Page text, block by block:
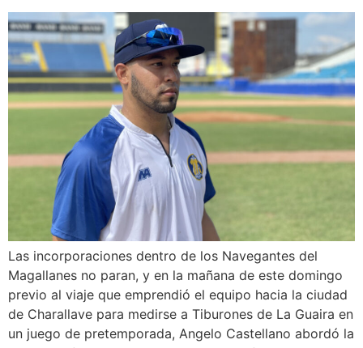
Las incorporaciones dentro de los Navegantes del
Magallanes no paran, y en la mañana de este domingo
previo al viaje que emprendió el equipo hacia la ciudad
de Charallave para medirse a Tiburones de La Guaira en
un juego de pretemporada, Angelo Castellano abordó la